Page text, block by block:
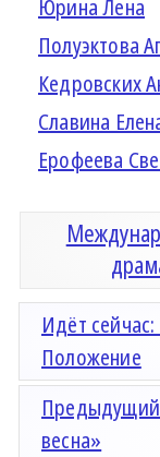
Юрина Лена
Полуэктова
Кедровских
Славина
Ерофеева
Идёт
Положение
Предыдущий
весна»